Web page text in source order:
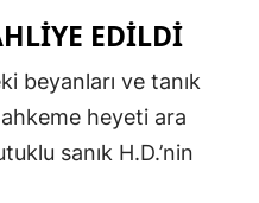
EDİLDİ
beyanları ve tanık
heyeti ara
sanık H.D.’nin